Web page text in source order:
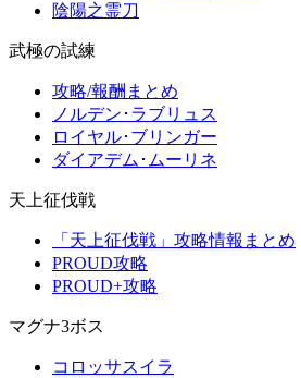
陰陽之霊刀
武極の試練
攻略/報酬まとめ
ノルデン･ラブリュス
ロイヤル･ブリンガー
ダイアデム･ムーリネ
天上征伐戦
「天上征伐戦」攻略情報まとめ
PROUD攻略
PROUD+攻略
マグナ3ボス
コロッサスイラ